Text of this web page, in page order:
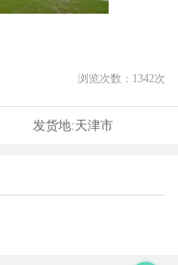
浏览次数： 1342次
发货地:天津市